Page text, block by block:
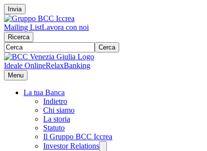
Invia
Mailing ListLavora con noi
Ricerca
Cerca
Ideale OnlineRelaxBanking
Menu
La tua Banca
Indietro
Chi siamo
La storia
Statuto
Il Gruppo BCC Iccrea
Investor Relations